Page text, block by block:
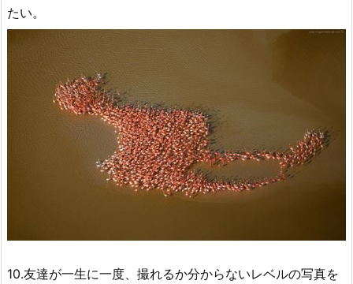
たい。
10.友達が一生に一度、撮れるか分からないレベルの写真を